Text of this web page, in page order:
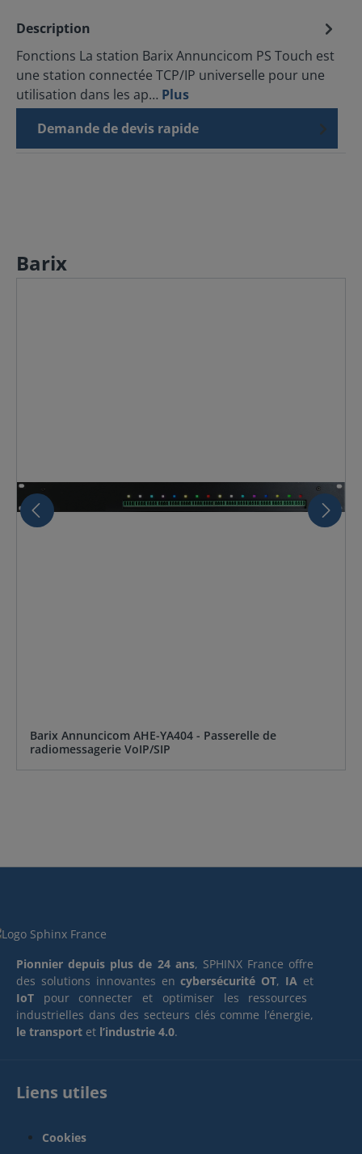
Description
Fonctions La station Barix Annuncicom PS Touch est
une station connectée TCP/IP universelle pour une
utilisation dans les ap… Plus
Demande de devis rapide
Barix
Barix Annuncicom AHE-YA404 - Passerelle de
radiomessagerie VoIP/SIP
Pionnier depuis plus de 24 ans, SPHINX France offre
des solutions innovantes encybersécurité OT, IA et
IoT pour connecter et optimiser les ressources
industrielles dans des secteurs clés comme l’énergie,
le transport et l’industrie 4.0.
Liens utiles
Cookies